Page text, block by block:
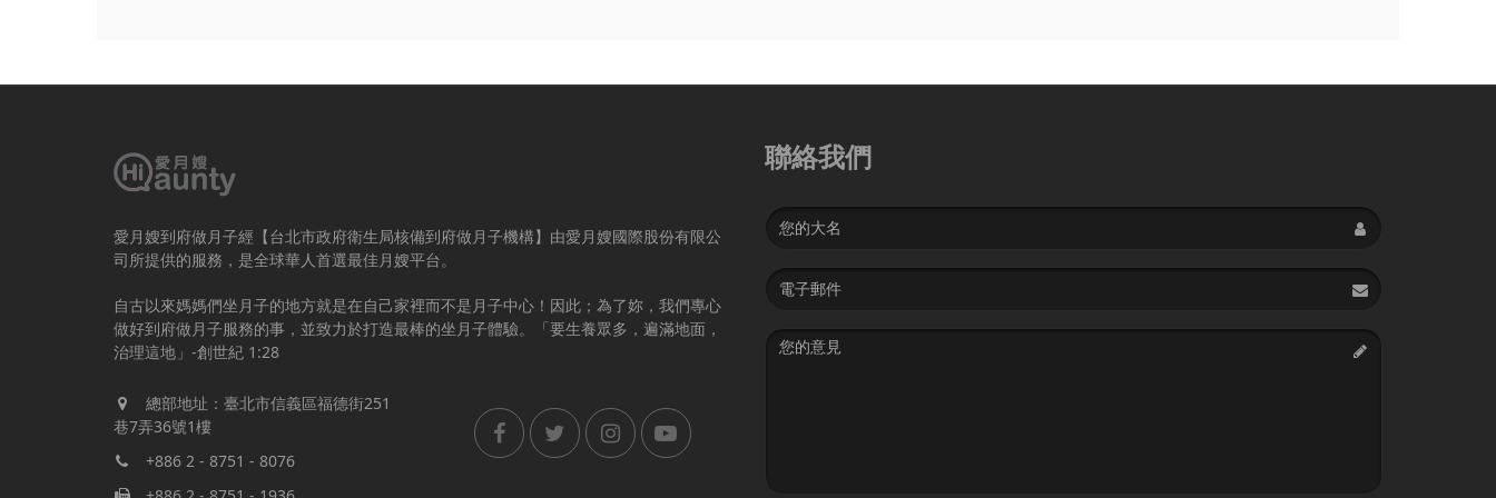
愛月嫂到府做月子經【台北市政府衛生局核備到府做月子機構】由愛月嫂國際股份有限公
司所提供的服務，是全球華人首選最佳月嫂平台。
自古以來媽媽們坐月子的地方就是在自己家裡而不是月子中心！因此；為了妳，我們專心
做好到府做月子服務的事，並致力於打造最棒的坐月子體驗。「要生養眾多，遍滿地面，
治理這地」-創世紀 1:28
總部地址：臺北市信義區福德街251
巷7弄36號1樓
+886 2 - 8751 - 8076
聯絡我們
Name
Email
address
Message